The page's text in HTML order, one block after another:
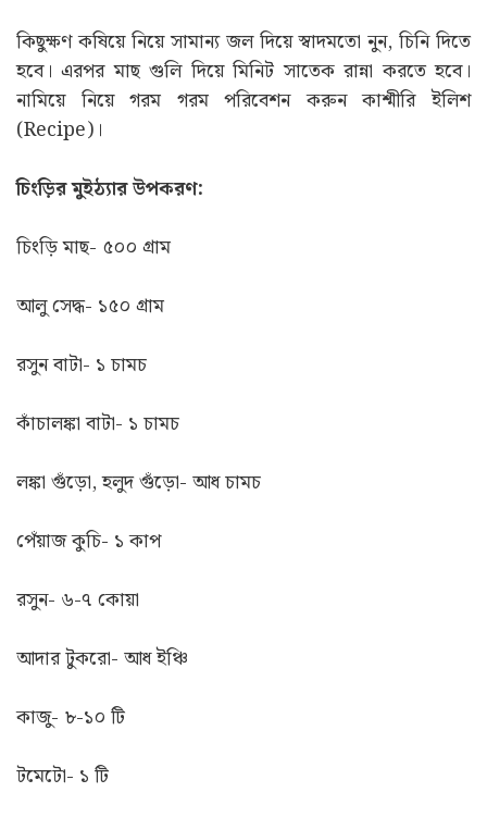
কিছুক্ষণ কষিয়ে নিয়ে সামান্য জল দিয়ে স্বাদমতো নুন, চিনি দিতে
হবে। এরপর মাছ গুলি দিয়ে মিনিট সাতেক রান্না করতে হবে।
নামিয়ে নিয়ে গরম গরম পরিবেশন করুন কাশ্মীরি ইলিশ
(Recipe)।
চিংড়ির মুইঠ্যার উপকরণ:
চিংড়ি মাছ- ৫০০ গ্রাম
আলু সেদ্ধ- ১৫০ গ্রাম
রসুন বাটা- ১ চামচ
কাঁচালঙ্কা বাটা- ১ চামচ
লঙ্কা গুঁড়ো, হলুদ গুঁড়ো- আধ চামচ
পেঁয়াজ কুচি- ১ কাপ
রসুন- ৬-৭ কোয়া
আদার টুকরো- আধ ইঞ্চি
কাজু- ৮-১০ টি
টমেটো- ১ টি